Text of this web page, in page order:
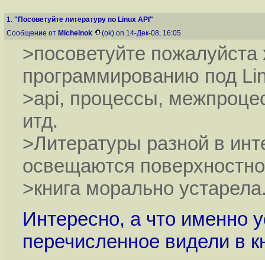
1. "Посоветуйте литературу по Linux API"
Сообщение от Michelnok (ok) on 14-Дек-08, 16:05
>посоветуйте
программированию под
>api, процессы,
итд.
>Литературы разной в
освещаются
>книга морально
Интересно, а что именно
перечисленное видели в